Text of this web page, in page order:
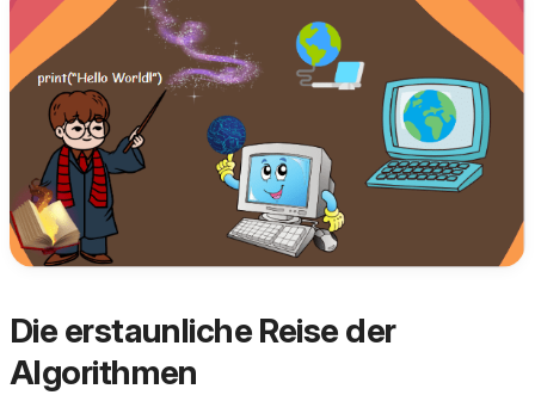
Die erstaunliche Reise der
Algorithmen